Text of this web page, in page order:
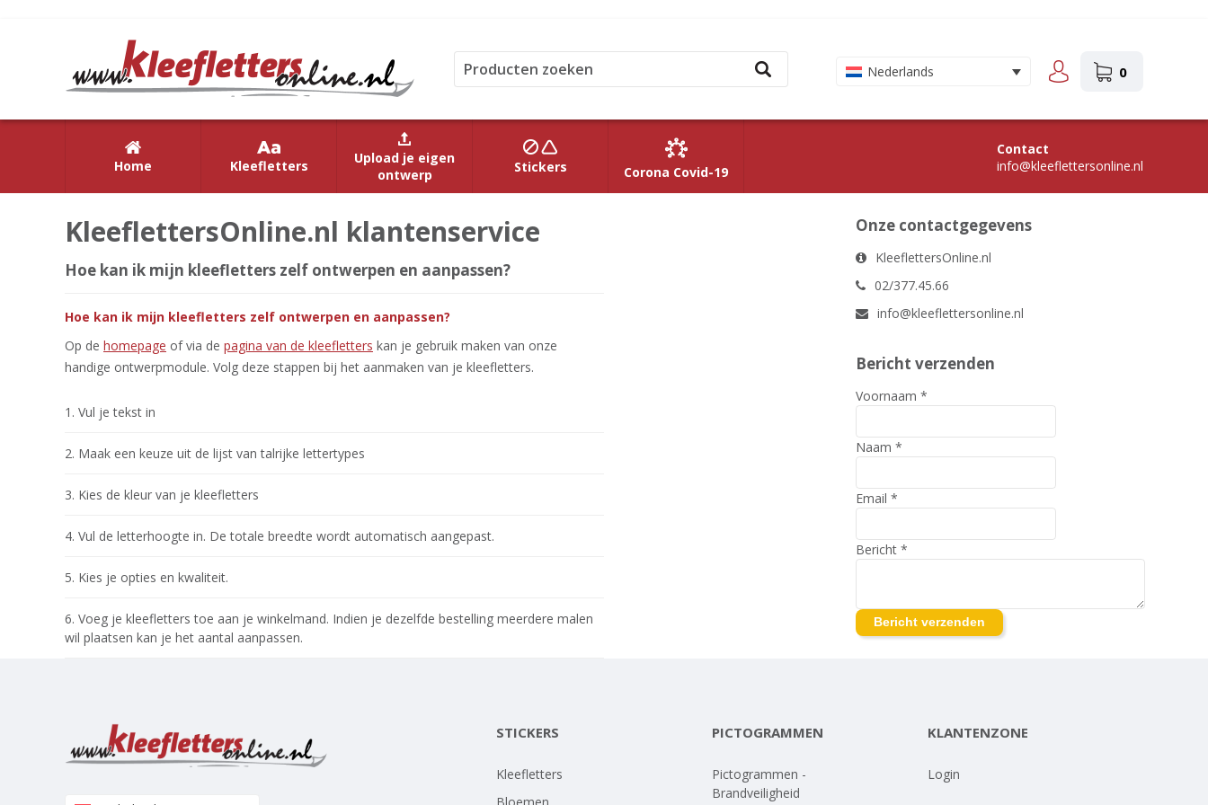
Nederlands 0
Home Kleefletters
Upload je eigen
ontwerp
Stickers Corona Covid-19
Contact
info@kleeflettersonline.nl
KleeflettersOnline.nl klantenservice
Hoe kan ik mijn kleefletters zelf ontwerpen en aanpassen?
Hoe kan ik mijn kleefletters zelf ontwerpen en aanpassen?
Op de homepage of via de pagina van de kleefletters kan je gebruik maken van onze
handige ontwerpmodule. Volg deze stappen bij het aanmaken van je kleefletters.
Vul je tekst in
Maak een keuze uit de lijst van talrijke lettertypes
Kies de kleur van je kleefletters
Vul de letterhoogte in. De totale breedte wordt automatisch aangepast.
Kies je opties en kwaliteit.
Voeg je kleefletters toe aan je winkelmand. Indien je dezelfde bestelling meerdere malen
wil plaatsen kan je het aantal aanpassen.
Onze contactgegevens
KleeflettersOnline.nl
02/377.45.66
info@kleeflettersonline.nl
Bericht verzenden
Voornaam *
Naam *
Email *
Bericht *
STICKERS
Kleefletters
PICTOGRAMMEN
Pictogrammen -
Brandveiligheid
KLANTENZONE
Login